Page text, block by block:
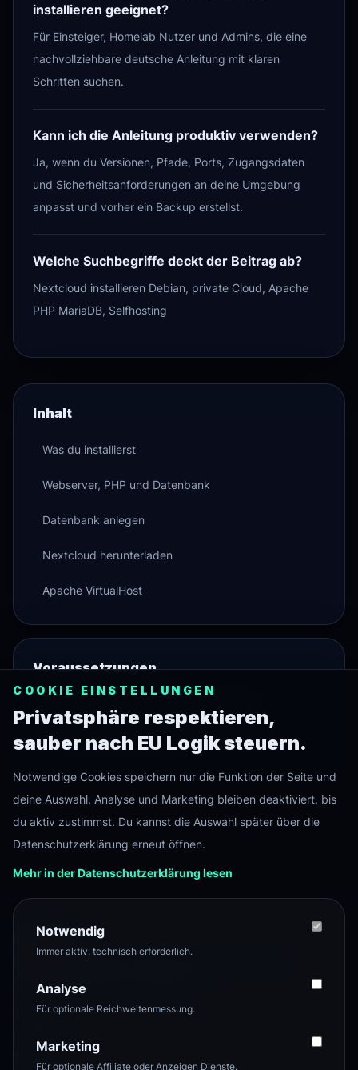
installieren geeignet?
Für Einsteiger, Homelab Nutzer und Admins, die eine
nachvollziehbare deutsche Anleitung mit klaren
Schritten suchen.
Kann ich die Anleitung produktiv verwenden?
Ja, wenn du Versionen, Pfade, Ports, Zugangsdaten
und Sicherheitsanforderungen an deine Umgebung
anpasst und vorher ein Backup erstellst.
Welche Suchbegriffe deckt der Beitrag ab?
Nextcloud installieren Debian, private Cloud, Apache
PHP MariaDB, Selfhosting
Inhalt
Was du installierst
Webserver, PHP und Datenbank
Datenbank anlegen
Nextcloud herunterladen
Apache VirtualHost
Voraussetzungen
•Root Zugriff oder Benutzer mit sudo Rechten
•Aktuelles Backup oder Testsystem
•SSH Zugriff und grundlegende Linux Kenntnisse
RootLevel
Tutorials
COOKIE EINSTELLUNGEN
Privatsphäre respektieren,
sauber nach EU Logik steuern.
Notwendige Cookies speichern nur die Funktion der Seite und
deine Auswahl. Analyse und Marketing bleiben deaktiviert, bis
du aktiv zustimmst. Du kannst die Auswahl später über die
Datenschutzerklärung erneut öffnen.
Mehr in der Datenschutzerklärung lesen
Notwendig
Immer aktiv, technisch erforderlich.
Analyse
Für optionale Reichweitenmessung.
Marketing
Für optionale Affiliate oder Anzeigen Dienste.